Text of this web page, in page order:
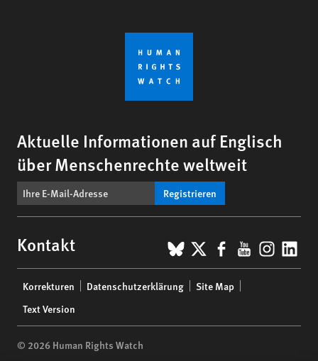
Aktuelle Informationen auf Englisch
über Menschenrechte weltweit
Registrieren
Kontakt BlueSky
X Facebook
YouTube
menu
Korrekturen Datenschutzerklärung
Site Map
Text Version
© 2026 Human Rights Watch